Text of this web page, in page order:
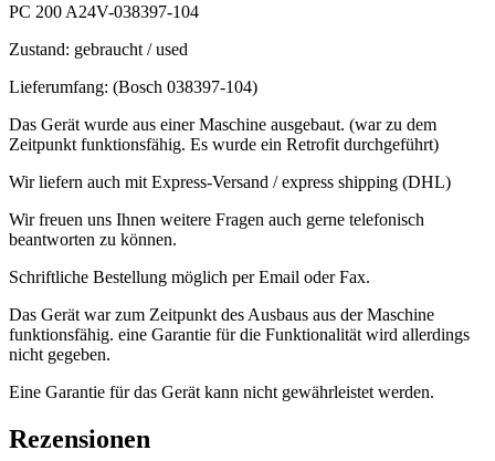
PC 200 A24V-038397-104
Zustand: gebraucht / used
Lieferumfang: (Bosch 038397-104)
Das Gerät wurde aus einer Maschine ausgebaut. (war zu dem
Zeitpunkt funktionsfähig. Es wurde ein Retrofit durchgeführt)
Wir liefern auch mit Express-Versand / express shipping (DHL)
Wir freuen uns Ihnen weitere Fragen auch gerne telefonisch
beantworten zu können.
Schriftliche Bestellung möglich per Email oder Fax.
Das Gerät war zum Zeitpunkt des Ausbaus aus der Maschine
funktionsfähig. eine Garantie für die Funktionalität wird allerdings
nicht gegeben.
Eine Garantie für das Gerät kann nicht gewährleistet werden.
Rezensionen